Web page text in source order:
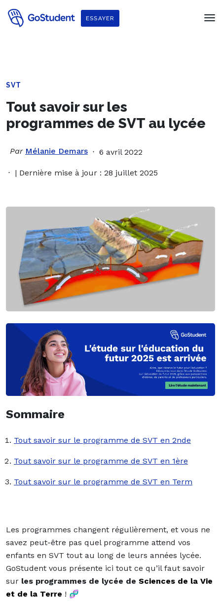
ESSAYER
SVT
Tout savoir sur les
programmes de SVT au lycée
Par Mélanie Demars 6 avril 2022
| Dernière mise à jour : 28 juillet 2025
Sommaire
Tout savoir sur le programme de SVT en 2nde
Tout savoir sur le programme de SVT en 1ère
Tout savoir sur le programme de SVT en Term
Les programmes changent régulièrement, et vous ne
savez peut-être pas quel programme attend vos
enfants en SVT tout au long de leurs années lycée.
GoStudent vous présente ici tout ce qu’il faut savoir
sur les programmes de lycée de Sciences de la Vie
et de la Terre ! 🧬